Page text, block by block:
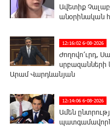
Ավետիք
անօրինական
12:16:02 6-08-2026
Ժողովո՛ւրդ,
սրբազանների
Արամ Վարդևանյան
12:14:06 6-08-2026
Ամեն